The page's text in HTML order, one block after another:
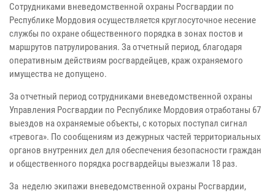
Сотрудниками вневедомственной охраны Росгвардии по
Республике Мордовия осуществляется круглосуточное несение
службы по охране общественного порядка в зонах постов и
маршрутов патрулирования. За отчетный период, благодаря
оперативным действиям росгвардейцев, краж охраняемого
имущества не допущено.
За отчетный период сотрудниками вневедомственной охраны
Управления Росгвардии по Республике Мордовия отработаны 67
выездов на охраняемые объекты, с которых поступал сигнал
«тревога». По сообщениям из дежурных частей территориальных
органов внутренних дел для обеспечения безопасности граждан
и общественного порядка росгвардейцы выезжали 18 раз.
За неделю экипажи вневедомственной охраны Росгвардии,